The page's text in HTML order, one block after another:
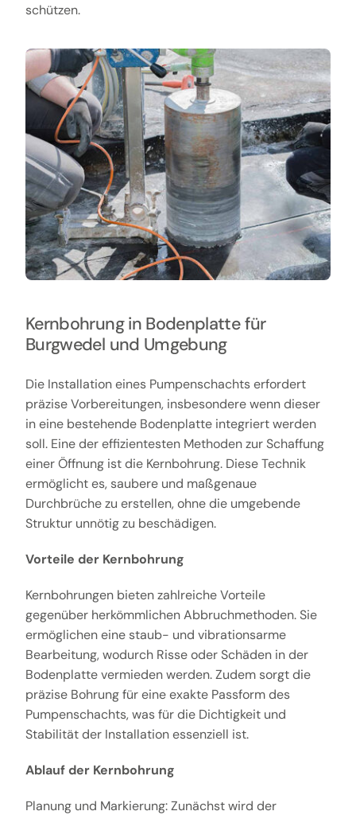
schützen.
Kernbohrung in Bodenplatte für
Burgwedel und Umgebung
Die Installation eines Pumpenschachts erfordert
präzise Vorbereitungen, insbesondere wenn dieser
in eine bestehende Bodenplatte integriert werden
soll. Eine der effizientesten Methoden zur Schaffung
einer Öffnung ist die Kernbohrung. Diese Technik
ermöglicht es, saubere und maßgenaue
Durchbrüche zu erstellen, ohne die umgebende
Struktur unnötig zu beschädigen.
Vorteile der Kernbohrung
Kernbohrungen bieten zahlreiche Vorteile
gegenüber herkömmlichen Abbruchmethoden. Sie
ermöglichen eine staub- und vibrationsarme
Bearbeitung, wodurch Risse oder Schäden in der
Bodenplatte vermieden werden. Zudem sorgt die
präzise Bohrung für eine exakte Passform des
Pumpenschachts, was für die Dichtigkeit und
Stabilität der Installation essenziell ist.
Ablauf der Kernbohrung
Planung und Markierung: Zunächst wird der